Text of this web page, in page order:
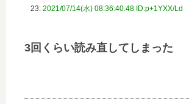
23: 2021/07/14(水) 08:36:40.48 ID:p+1YXX/Ld
3回くらい読み直してしまった